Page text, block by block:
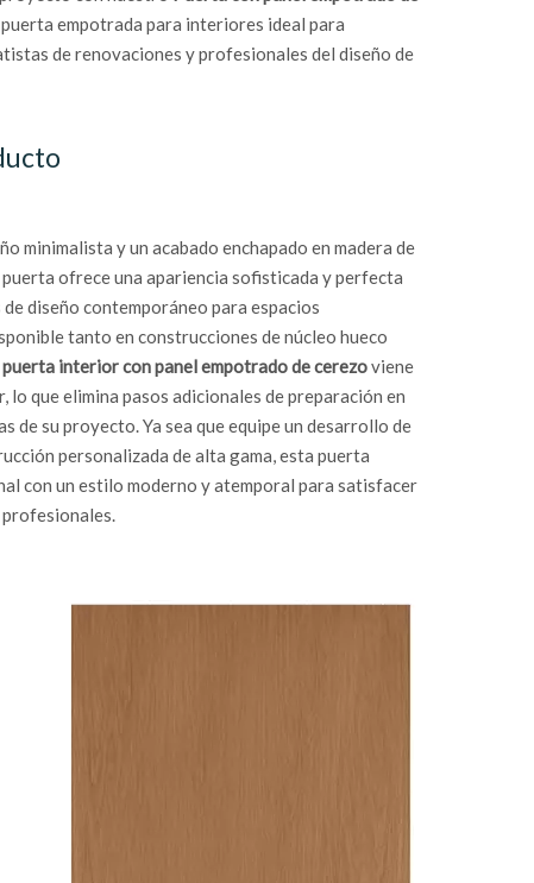
empotrada para interiores ideal para
de renovaciones y profesionales del diseño de
minimalista y un acabado enchapado en madera de
ofrece una apariencia sofisticada y perfecta
diseño contemporáneo para espacios
tanto en construcciones de núcleo hueco
puerta interior con panel empotrado de cerezoviene
lo que elimina pasos adicionales de preparación en
de su proyecto. Ya sea que equipe un desarrollo de
personalizada de alta gama, esta puerta
con un estilo moderno y atemporal para satisfacer
profesionales.